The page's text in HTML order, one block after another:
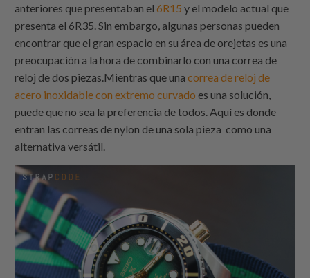
anteriores que presentaban el6R15 y el modelo actual que
presenta el 6R35. Sin embargo, algunas personas pueden
encontrar que el gran espacio en su área de orejetas es una
preocupación a la hora de combinarlo con una correa de
reloj de dos piezas.Mientras que unacorrea de reloj de
acero inoxidable con extremo curvado es una solución,
puede que no sea la preferencia de todos. Aquí es donde
entran lascorreas de nylon de una sola pieza como una
alternativa versátil.